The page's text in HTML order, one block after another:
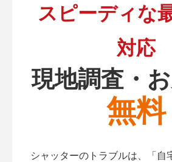
スピーディな
対応
現地調査・
無料
シャッターのトラブルは、「自